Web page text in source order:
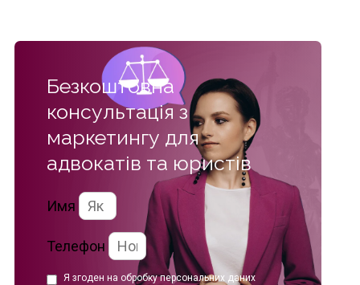
Безкоштовна
консультація з
маркетингу для
адвокатів та юристів
Имя
Телефон
Я згоден на обробку персональних даних